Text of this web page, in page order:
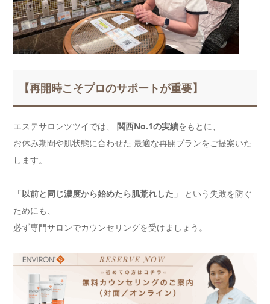
【再開時こそプロのサポートが重要】
エステサロンツツイでは、 関西No.1の実績をもとに、
お休み期間や肌状態に合わせた 最適な再開プランをご提案いた
します。
「以前と同じ濃度から始めたら肌荒れした」
という失敗を防ぐ
ためにも、
必ず専門サロンでカウンセリングを受けましょう。